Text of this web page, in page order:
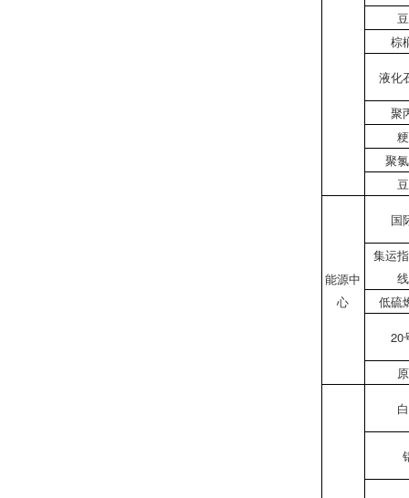
棕
液化
聚
聚
能源中
心
国
集运
低硫
20